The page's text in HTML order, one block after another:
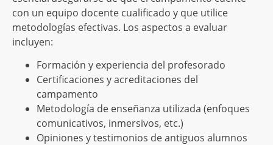
con un equipo docente cualificado y que utilice
metodologías efectivas. Los aspectos a evaluar
incluyen:
Formación y experiencia del profesorado
Certificaciones y acreditaciones del
campamento
Metodología de enseñanza utilizada (enfoques
comunicativos, inmersivos, etc.)
Opiniones y testimonios de antiguos alumnos